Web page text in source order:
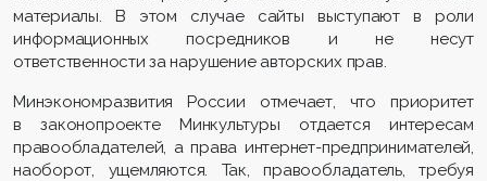
материалы. В этом случае сайты выступают в роли
информационных посредников и не несут
ответственности за нарушение авторских прав.
Минэкономразвития России отмечает, что приоритет
в законопроекте Минкультуры отдается интересам
правообладателей, а права интернет-предпринимателей,
наоборот, ущемляются. Так, правообладатель, требуя